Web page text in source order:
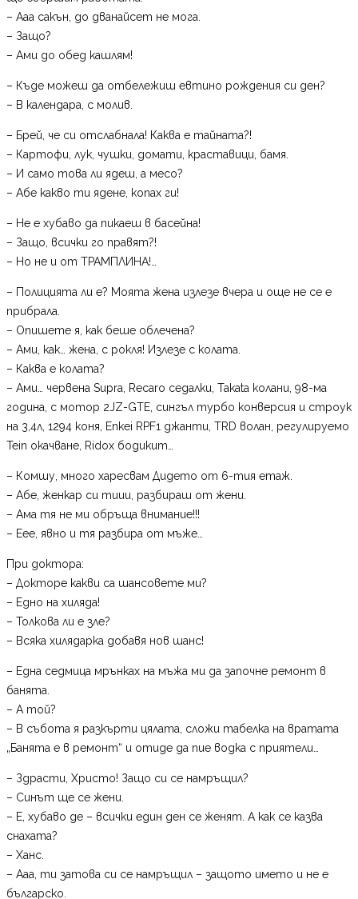
– Ааа сакън, до дванайсет не мога.
– Защо?
– Ами до обед кашлям!
– Къде можеш да отбележиш евтино рождения си ден?
– В календара, с молив.
– Брей, че си отслабнала! Каква е тайната?!
– Картофи, лук, чушки, домати, краставици, бамя.
– И само това ли ядеш, а месо?
– Абе какво ти ядене, копах ги!
– Не е хубаво да пикаеш в басейна!
– Защо, всички го правят?!
– Но не и от ТРАМПЛИНА!…
– Полицията ли е? Моята жена излезе вчера и още не се е
прибрала.
– Опишете я, как беше облечена?
– Ами, как… жена, с рокля! Излезе с колата.
– Каква е колата?
– Ами… червена Supra, Recaro седалки, Takata колани, 98-ма
година, с мотор 2JZ-GTE, сингъл турбо конверсия и строук
на 3,4л, 1294 коня, Enkei RPF1 джанти, TRD волан, регулируемо
Tein окачване, Ridox бодикит…
– Комшу, много харесвам Дидето от 6-тия етаж.
– Абе, женкар си тиии, разбираш от жени.
– Ама тя не ми обръща внимание!!!
– Еее, явно и тя разбира от мъже…
При доктора:
– Докторе какви са шансовете ми?
– Едно на хиляда!
– Толкова ли е зле?
– Всяка хилядарка добавя нов шанс!
– Една седмица мрънках на мъжа ми да започне ремонт в
банята.
– А той?
– В събота я разкърти цялата, сложи табелка на вратата
„Банята е в ремонт“ и отиде да пие водка с приятели…
– Здрасти, Христо! Защо си се намръщил?
– Синът ще се жени.
– Е, хубаво де – всички един ден се женят. А как се казва
снахата?
– Ханс.
– Ааа, ти затова си се намръщил – защото името и не е
българско.